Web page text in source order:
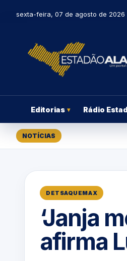
sexta-feira, 07 de agosto de 2026
Editorias ▾ Rádio
NOTÍCIAS
DETSAQUEMAX
‘Janja
afirma